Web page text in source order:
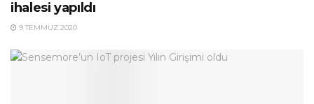
ihalesi yapıldı
9 TEMMUZ 2020